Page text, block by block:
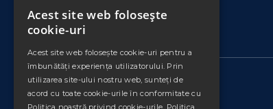
Contact
Acest site web folosește
cookie-uri
Acest site web folosește cookie-uri pentru a
îmbunătăți experiența utilizatorului. Prin
utilizarea site-ului nostru web, sunteți de
acord cu toate cookie-urile în conformitate cu
Politica noastră privind cookie-urile. Politica